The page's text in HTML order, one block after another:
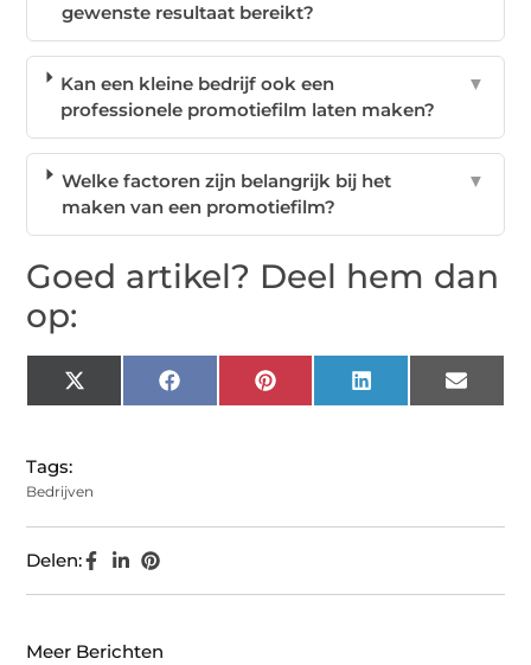
gewenste resultaat bereikt?
Kan een kleine bedrijf ook een
professionele promotiefilm laten maken?
▼
Welke factoren zijn belangrijk bij het
maken van een promotiefilm?
▼
Goed artikel? Deel hem dan
op:
X
(Twitter)
Facebook Pinterest LinkedIn Email
Tags:
Bedrijven
Delen:
Meer Berichten